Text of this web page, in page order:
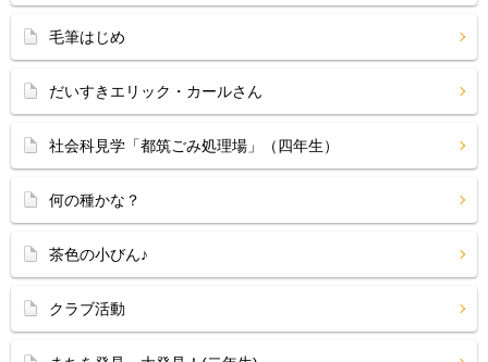
毛筆はじめ
だいすきエリック・カールさん
社会科見学「都筑ごみ処理場」（四年生）
何の種かな？
茶色の小びん♪
クラブ活動